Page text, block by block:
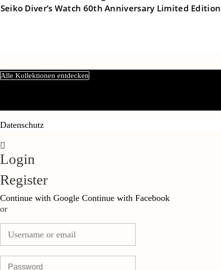
Seiko Diver’s Watch 60th Anniversary Limited Edition
Alle Kollektionen entdecken
Datenschutz
Login
Register
Continue with Google Continue with Facebook
or